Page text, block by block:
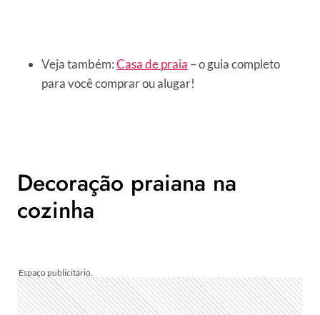
Veja também:Casa de praia – o guia completo
para você comprar ou alugar!
Decoração praiana na
cozinha